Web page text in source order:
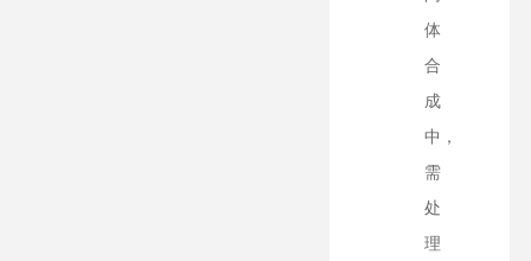
体
合
成
中，
需
处
理